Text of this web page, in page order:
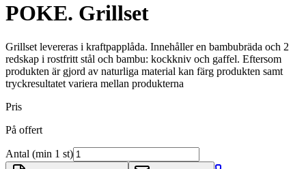
POKE. Grillset
Grillset levereras i kraftpapplåda. Innehåller en bambubräda och 2
redskap i rostfritt stål och bambu: kockkniv och gaffel. Eftersom
produkten är gjord av naturliga material kan färg produkten samt
tryckresultatet variera mellan produkterna
Pris
På offert
Antal (min 1 st)